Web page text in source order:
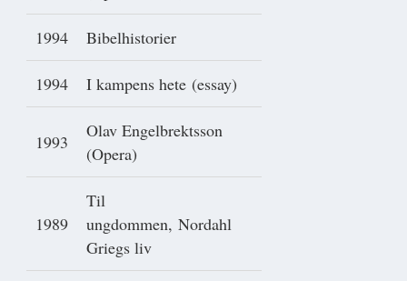
1994 Bibelhistorier
1994 I kampens hete (essay)
1993
Olav Engelbrektsson
(Opera)
1989
Til
ungdommen, Nordahl
Griegs liv